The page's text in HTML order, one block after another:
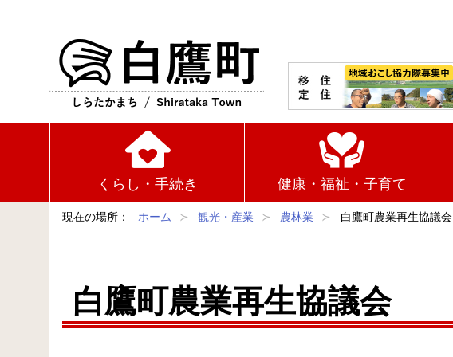
くらし・手続き 健康・福祉・子育て
現在の場所： ホーム 観光・産業 農林業 白鷹町農業再生協議会
白鷹町農業再生協議会